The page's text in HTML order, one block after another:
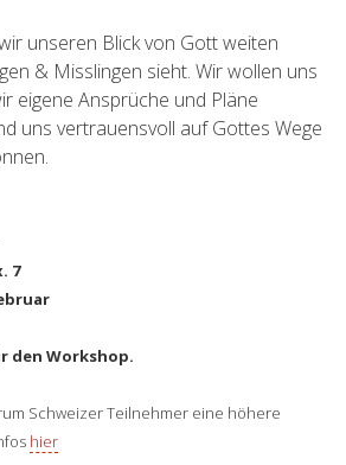
unseren Blick von Gott weiten
& Misslingen sieht. Wir wollen uns
eigene Ansprüche und Pläne
uns vertrauensvoll auf Gottes Wege
7
den Workshop.
Schweizer Teilnehmer eine höhere
hier